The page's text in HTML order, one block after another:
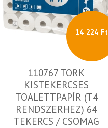
14 224 Ft
110767 TORK
KISTEKERCSES
TOALETTPAPÍR (T4
RENDSZERHEZ) 64
TEKERCS / CSOMAG